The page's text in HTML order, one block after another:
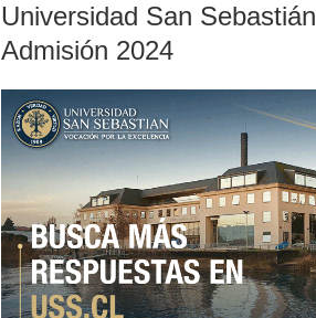
Universidad San Sebastián
Admisión 2024